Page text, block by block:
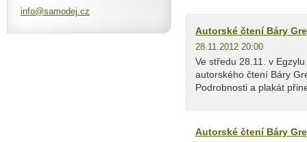
Autorské čtení Báry
28.11.2012 20:00
Ve středu 28.11. v
autorského čtení Báry
Podrobnosti a plakát
Autorské čtení Báry
info@samodej.cz